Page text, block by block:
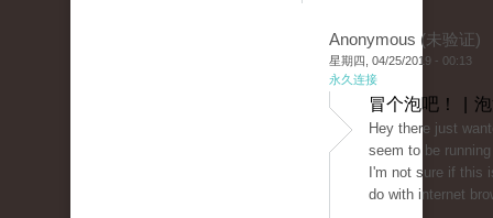
Anonymous (未验证)
星期四, 04/25/2019 - 00:13
永久连接
冒个泡吧！ |
Hey there just
seem to be
I'm not sure if this
do with internet